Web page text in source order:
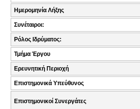
Ημερομηνία Λήξης
Συνέταιροι:
Ρόλος Ιδρύματος:
Τμήμα Έργου
Ερευνητική Περιοχή
Επιστημονικά Υπεύθυνος
Επιστημονικοί Συνεργάτες